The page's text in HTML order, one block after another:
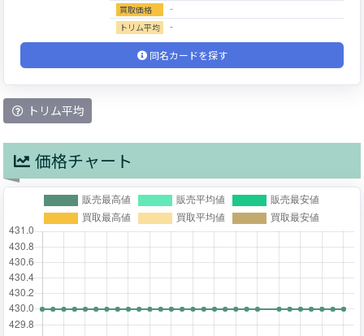
買取価格 ‐
トリム平均 ‐
同名カードを探す
トリム平均
価格チャート